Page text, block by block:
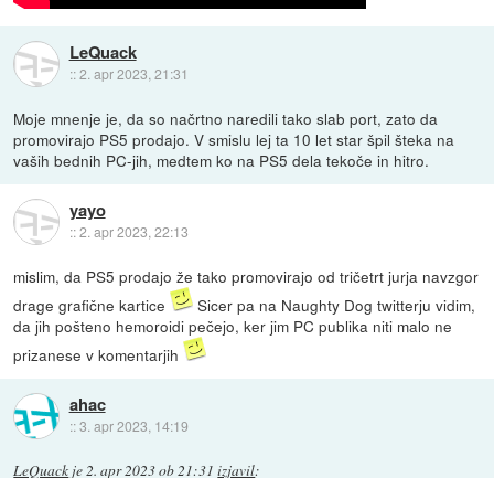
LeQuack
::2. apr 2023, 21:31
Moje mnenje je, da so načrtno naredili tako slab port, zato da
promovirajo PS5 prodajo. V smislu lej ta 10 let star špil šteka na
vaših bednih PC-jih, medtem ko na PS5 dela tekoče in hitro.
yayo
::2. apr 2023, 22:13
mislim, da PS5 prodajo že tako promovirajo od tričetrt jurja navzgor
drage grafične kartice
Sicer pa na Naughty Dog twitterju vidim,
da jih pošteno hemoroidi pečejo, ker jim PC publika niti malo ne
prizanese v komentarjih
ahac
::3. apr 2023, 14:19
LeQuack je2. apr 2023 ob 21:31 izjavil: